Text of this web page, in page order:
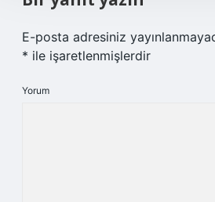
E-posta adresiniz
* ile işaretlenmişlerdir
Yorum